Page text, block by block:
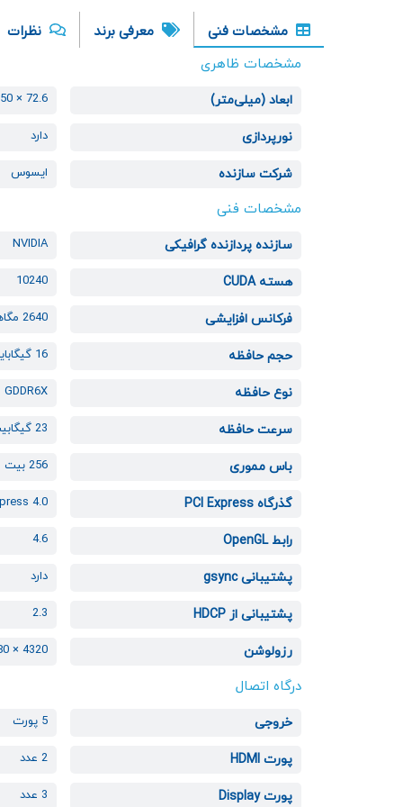
مشخصات فنی معرفی برند نظرات
مشخصات ظاهری
ابعاد (میلی‌متر) 72.6 × 150 × 348.2
نورپردازی دارد
شرکت سازنده ایسوس
مشخصات فنی
سازنده پردازنده گرافیکی NVIDIA
هسته CUDA 10240
فرکانس افزایشی 2640 مگاهرتز
حجم حافظه 16 گیگابایت
نوع حافظه GDDR6X
سرعت حافظه 23 گیگابیت بر ثانیه
باس مموری 256 بیت
گذرگاه PCI Express 4.0
رابط OpenGL 4.6
پشتیبانی gsync دارد
پشتیبانی از HDCP 2.3
رزولوشن 4320 × 7680
درگاه اتصال
خروجی 5 پورت
پورت HDMI 2 عدد
پورت Display 3 عدد